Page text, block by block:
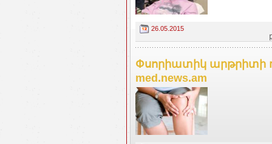
26.05.2015
Փսորիատիկ արթրիտի
med.news.am